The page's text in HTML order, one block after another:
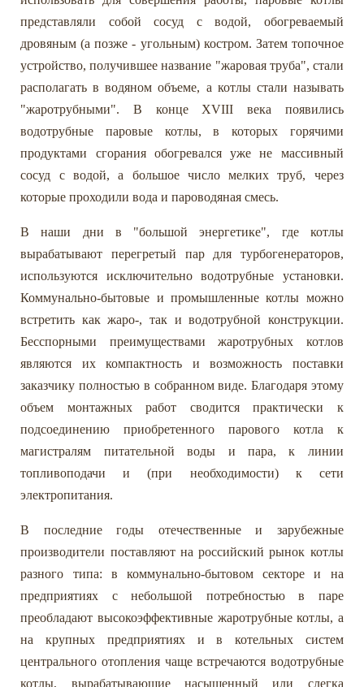
представляли собой сосуд с водой, обогреваемый
дровяным (а позже - угольным) костром. Затем топочное
устройство, получившее название "жаровая труба", стали
располагать в водяном объеме, а котлы стали называть
"жаротрубными". В конце XVIII века появились
водотрубные паровые котлы, в которых горячими
продуктами сгорания обогревался уже не массивный
сосуд с водой, а большое число мелких труб, через
которые проходили вода и пароводяная смесь.
В наши дни в "большой энергетике", где котлы
вырабатывают перегретый пар для турбогенераторов,
используются исключительно водотрубные установки.
Коммунально-бытовые и промышленные котлы можно
встретить как жаро-, так и водотрубной конструкции.
Бесспорными преимуществами жаротрубных котлов
являются их компактность и возможность поставки
заказчику полностью в собранном виде. Благодаря этому
объем монтажных работ сводится практически к
подсоединению приобретенного парового котла к
магистралям питательной воды и пара, к линии
топливоподачи и (при необходимости) к сети
электропитания.
В последние годы отечественные и зарубежные
производители поставляют на российский рынок котлы
разного типа: в коммунально-бытовом секторе и на
предприятиях с небольшой потребностью в паре
преобладают высокоэффективные жаротрубные котлы, а
на крупных предприятиях и в котельных систем
центрального отопления чаще встречаются водотрубные
котлы, вырабатывающие насыщенный или слегка